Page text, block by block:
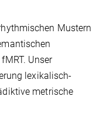
Mustern
Unser
lexikalisch-
metrische